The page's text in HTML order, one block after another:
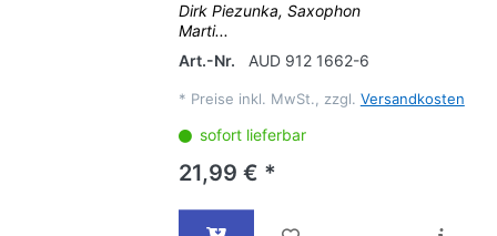
Dirk Piezunka, Saxophon
Marti...
Art.-Nr.
AUD 912 1662-6
* Preise inkl. MwSt., zzgl. Versandkosten
sofort lieferbar
21,99 € *